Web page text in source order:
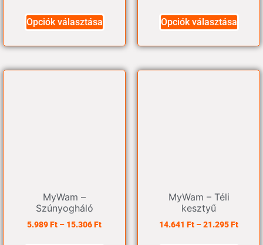
Opciók választása Opciók választása
MyWam –
Szúnyogháló
5.989Ft – 15.306Ft
MyWam – Téli
kesztyű
14.641 Ft –21.295Ft